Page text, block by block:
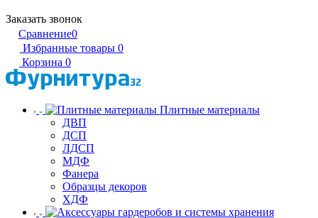
Заказать звонок
Сравнение0
Избранные товары 0
Корзина 0
Плитные материалы
ДВП
ДСП
ЛДСП
МДФ
Фанера
Образцы декоров
ХДФ